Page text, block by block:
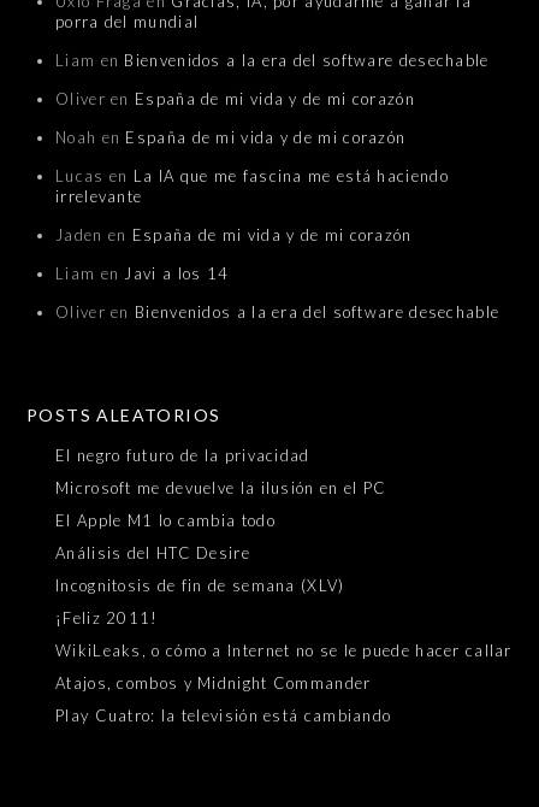
porra del mundial
Liam en Bienvenidos a la era del software desechable
Oliver en España de mi vida y de mi corazón
Noah en España de mi vida y de mi corazón
Lucas en La IA que me fascina me está haciendo
irrelevante
Jaden en España de mi vida y de mi corazón
Liam en Javi a los 14
Oliver en Bienvenidos a la era del software desechable
POSTS ALEATORIOS
El negro futuro de la privacidad
Microsoft me devuelve la ilusión en el PC
El Apple M1 lo cambia todo
Análisis del HTC Desire
Incognitosis de fin de semana (XLV)
¡Feliz 2011!
WikiLeaks, o cómo a Internet no se le puede hacer callar
Atajos, combos y Midnight Commander
Play Cuatro: la televisión está cambiando